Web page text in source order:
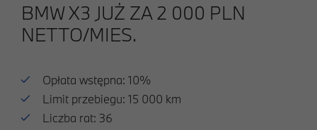
BMW X3 JUŻ ZA 2 000 PLN
NETTO/MIES.
Opłata wstępna: 10%
Limit przebiegu: 15 000 km
Liczba rat: 36